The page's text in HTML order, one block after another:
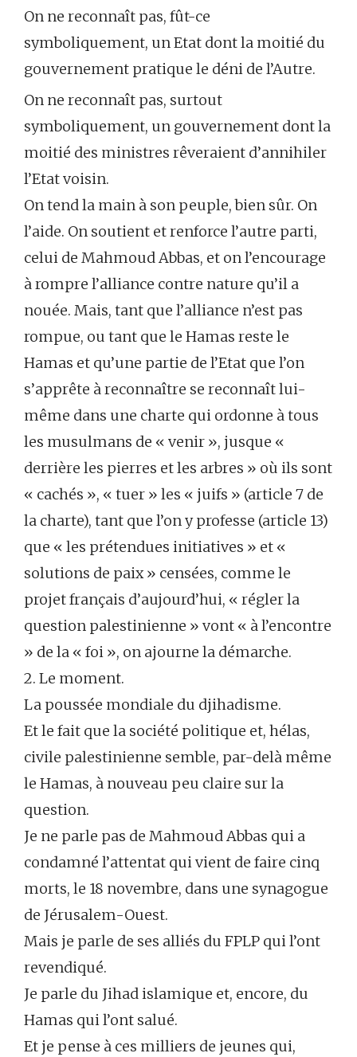
On ne reconnaît pas, fût-ce
symboliquement, un Etat dont la moitié du
gouvernement pratique le déni de l’Autre.
On ne reconnaît pas, surtout
symboliquement, un gouvernement dont la
moitié des ministres rêveraient d’annihiler
l’Etat voisin.
On tend la main à son peuple, bien sûr. On
l’aide. On soutient et renforce l’autre parti,
celui de Mahmoud Abbas, et on l’encourage
à rompre l’alliance contre nature qu’il a
nouée. Mais, tant que l’alliance n’est pas
rompue, ou tant que le Hamas reste le
Hamas et qu’une partie de l’Etat que l’on
s’apprête à reconnaître se reconnaît lui-
même dans une charte qui ordonne à tous
les musulmans de « venir », jusque «
derrière les pierres et les arbres » où ils sont
« cachés », « tuer » les « juifs » (article 7 de
la charte), tant que l’on y professe (article 13)
que « les prétendues initiatives » et «
solutions de paix » censées, comme le
projet français d’aujourd’hui, « régler la
question palestinienne » vont « à l’encontre
» de la « foi », on ajourne la démarche.
2. Le moment.
La poussée mondiale du djihadisme.
Et le fait que la société politique et, hélas,
civile palestinienne semble, par-delà même
le Hamas, à nouveau peu claire sur la
question.
Je ne parle pas de Mahmoud Abbas qui a
condamné l’attentat qui vient de faire cinq
morts, le 18 novembre, dans une synagogue
de Jérusalem-Ouest.
Mais je parle de ses alliés du FPLP qui l’ont
revendiqué.
Je parle du Jihad islamique et, encore, du
Hamas qui l’ont salué.
Et je pense à ces milliers de jeunes qui,